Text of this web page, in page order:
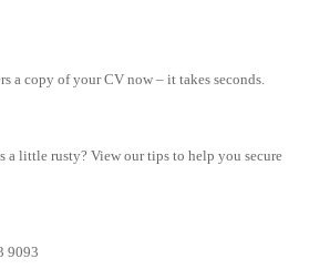
a copy of your CV now – it takes seconds.
a little rusty? View our tips to help you secure
9093